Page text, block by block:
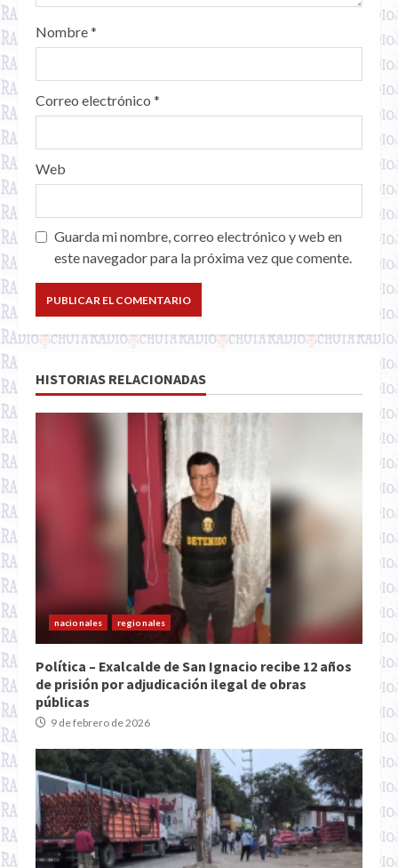
Nombre*
Correo electrónico *
Web
Guarda mi nombre, correo electrónico y web en
este navegador para la próxima vez que comente.
HISTORIAS RELACIONADAS
nacionales regionales
Política – Exalcalde de San Ignacio recibe 12 años
de prisión por adjudicación ilegal de obras
públicas
9 de febrero de 2026